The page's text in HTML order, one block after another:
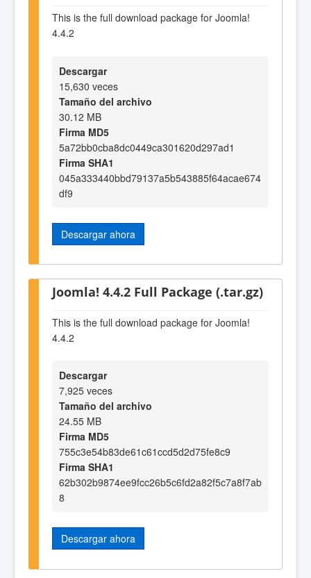
This is the full download package for Joomla!
4.4.2
Descargar
15,630 veces
Tamaño del archivo
30.12 MB
Firma MD5
5a72bb0cba8dc0449ca301620d297ad1
Firma SHA1
045a333440bbd79137a5b543885f64acae674
df9
Descargar ahora
Joomla! 4.4.2 Full Package (.tar.gz)
This is the full download package for Joomla!
4.4.2
Descargar
7,925 veces
Tamaño del archivo
24.55 MB
Firma MD5
755c3e54b83de61c61ccd5d2d75fe8c9
Firma SHA1
62b302b9874ee9fcc26b5c6fd2a82f5c7a8f7ab
8
Descargar ahora